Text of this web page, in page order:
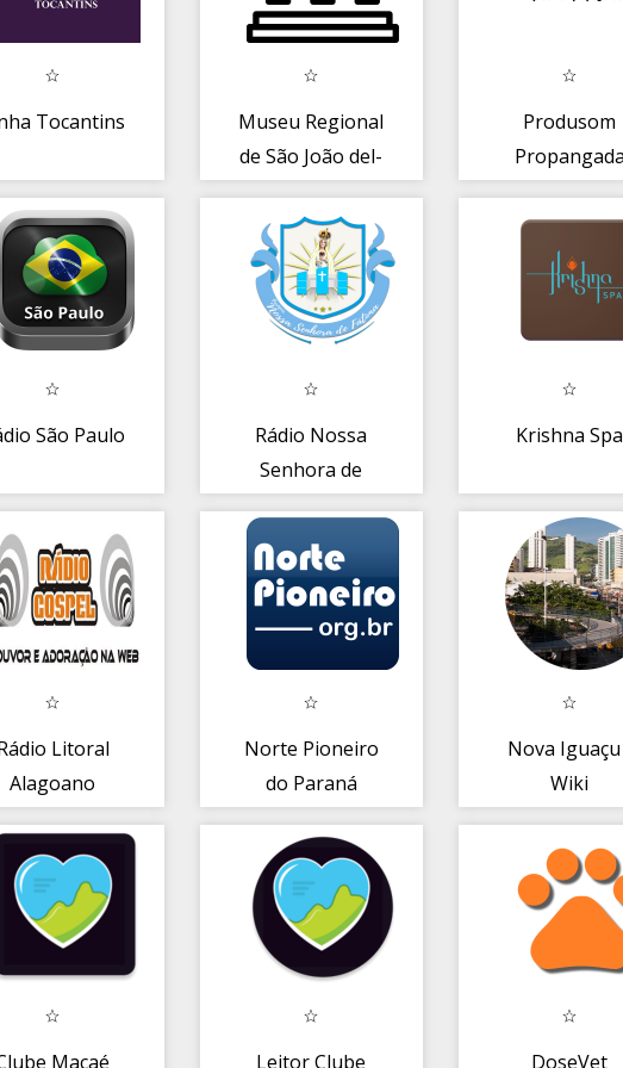
Tocantins
Museu Regional
de São João del-
Produsom
São Paulo
Rádio Nossa
Senhora de
Montes Claros
Krishna Spa
Litoral
Alagoano
Norte Pioneiro
do Paraná
Nova
Wiki
Macaé Leitor Clube DoseVet